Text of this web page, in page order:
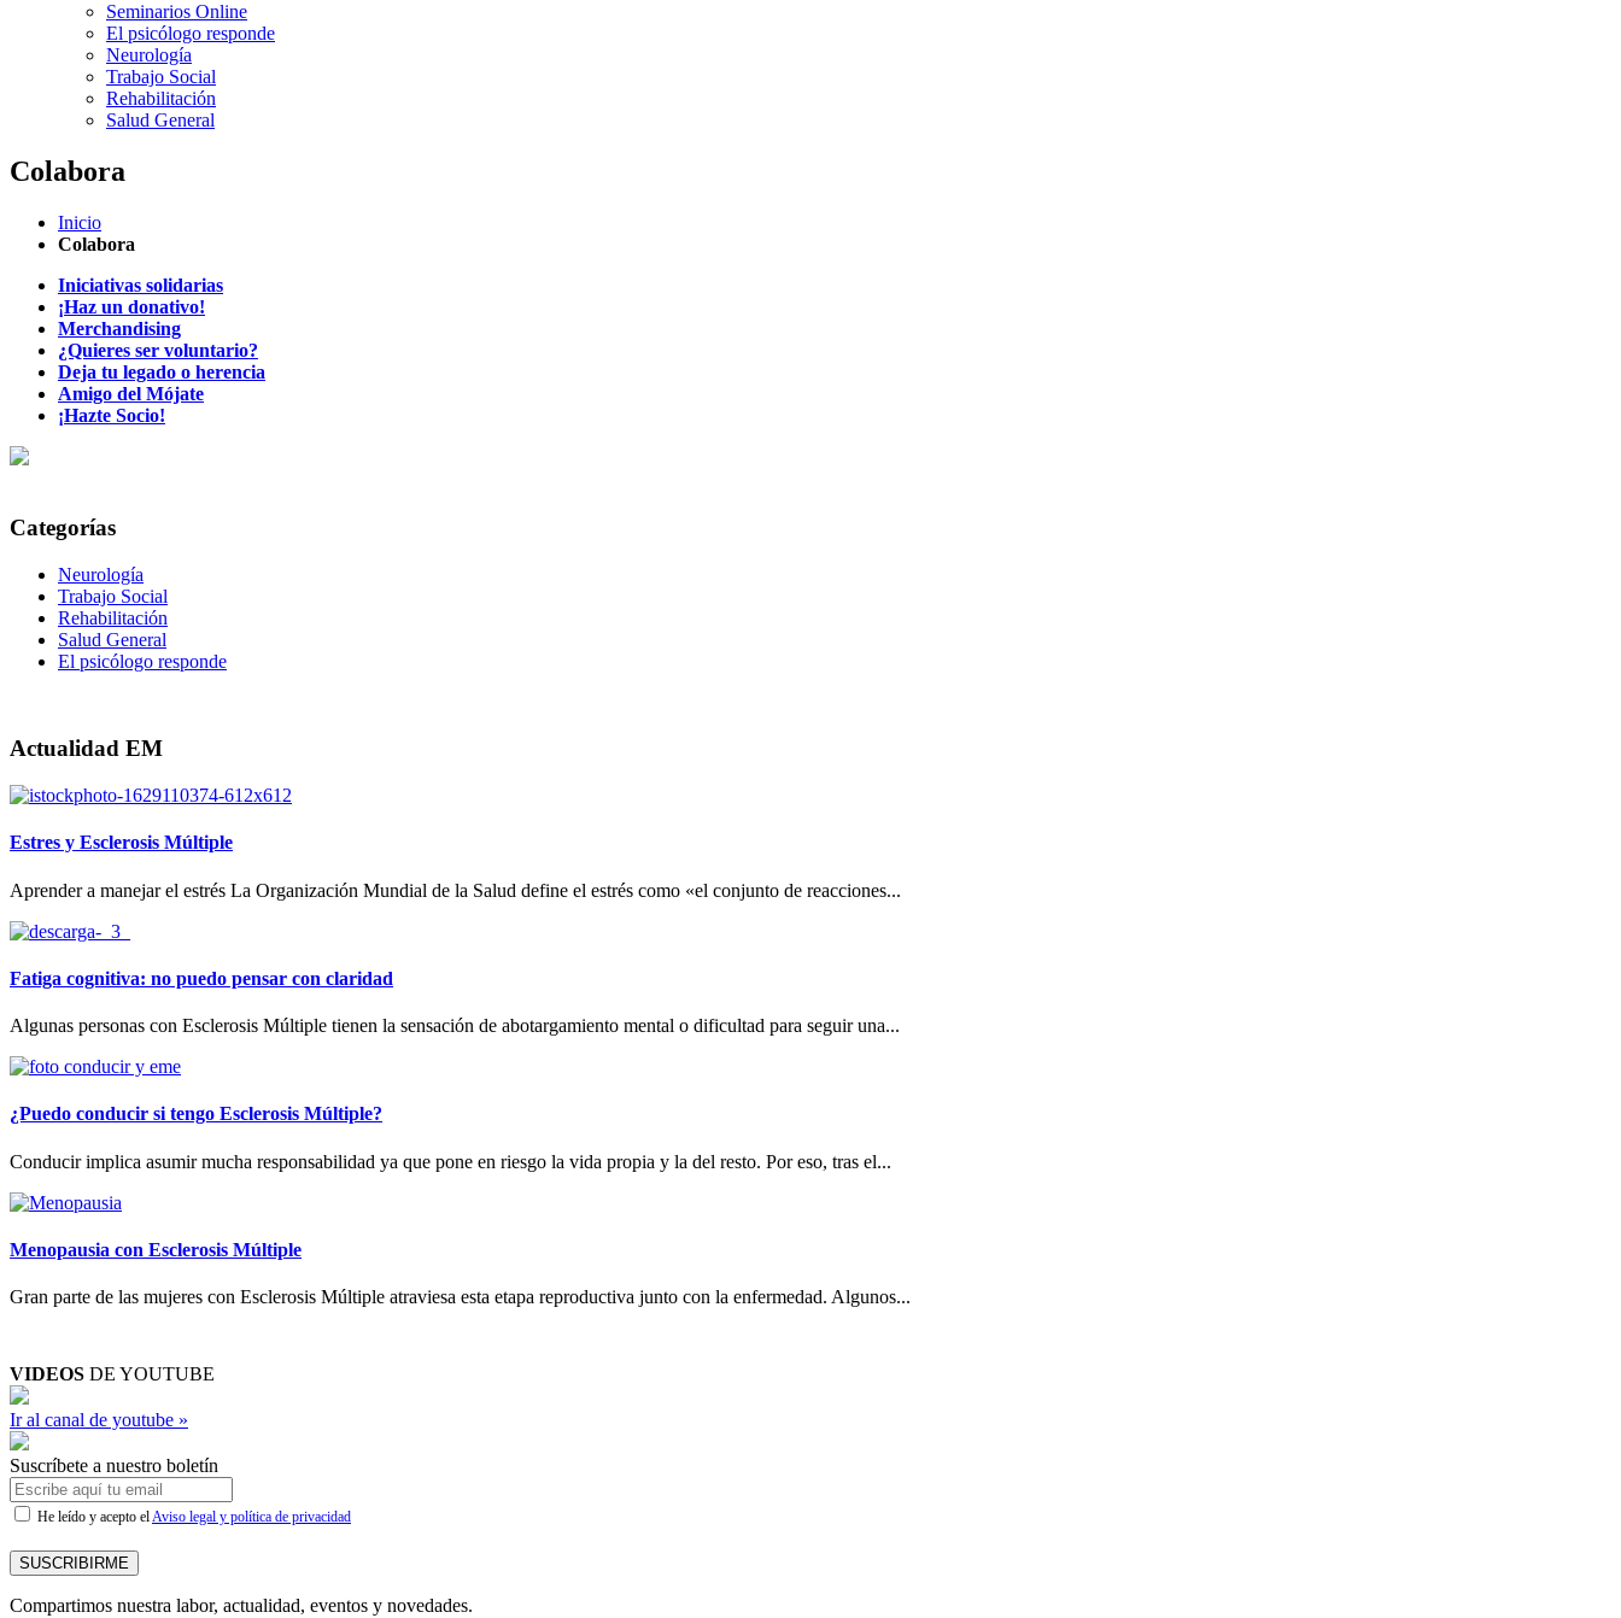
Seminarios Online
El psicólogo responde
Neurología
Trabajo Social
Rehabilitación
Salud General
Colabora
Inicio
Colabora
Iniciativas solidarias
¡Haz un donativo!
Merchandising
¿Quieres ser voluntario?
Deja tu legado o herencia
Amigo del Mójate
¡Hazte Socio!
Categorías
Neurología
Trabajo Social
Rehabilitación
Salud General
El psicólogo responde
Actualidad EM
Estres y Esclerosis Múltiple
Aprender a manejar el estrés La Organización Mundial de la Salud define el estrés como «el conjunto de reacciones...
Fatiga cognitiva: no puedo pensar con claridad
Algunas personas con Esclerosis Múltiple tienen la sensación de abotargamiento mental o dificultad para seguir una...
¿Puedo conducir si tengo Esclerosis Múltiple?
Conducir implica asumir mucha responsabilidad ya que pone en riesgo la vida propia y la del resto. Por eso, tras el...
Menopausia con Esclerosis Múltiple
Gran parte de las mujeres con Esclerosis Múltiple atraviesa esta etapa reproductiva junto con la enfermedad. Algunos...
VIDEOS DE YOUTUBE
Ir al canal de youtube »
Suscríbete a nuestro boletín
He leído y acepto elAviso legal y política de privacidad
SUSCRIBIRME
Compartimos nuestra labor, actualidad, eventos y novedades.